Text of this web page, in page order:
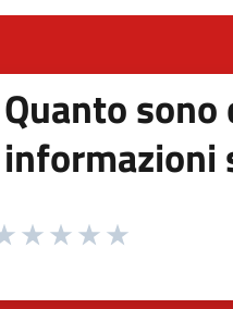
Quanto sono
informazioni
Valuta da 1 a 5 stelle la pagina